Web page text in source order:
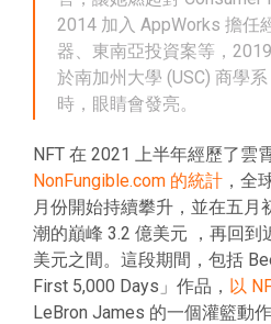
2014 加入 AppWorks 擔任
器、東南亞投資案等，
於南加州大學 (USC) 商學
時，眼睛會發亮。
NFT 在 2021 上半年經歷了雲
NonFungible.com 的統計 ，全
月份開始持續攀升，並在五月
潮的巔峰 3.2 億美元 ，再回到
美元之間。這段期間，包括
First 5,000 Days」作品， 以
LeBron James 的一個灌籃動作